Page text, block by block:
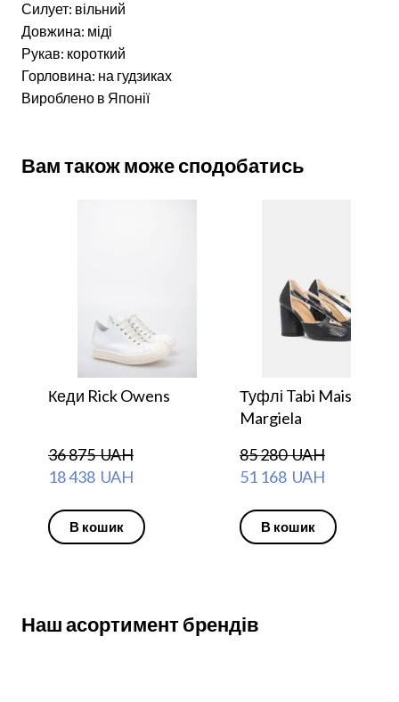
Силует: вільний
Довжина: міді
Рукав: короткий
Горловина: на гудзиках
Вироблено в Японії
Вам також може сподобатись
Кеди Rick Owens
36 875  UAH
18 438  UAH
В кошик
Туфлі Tabi Maison
Margiela
85 280  UAH
51 168  UAH
В кошик
Наш асортимент брендів